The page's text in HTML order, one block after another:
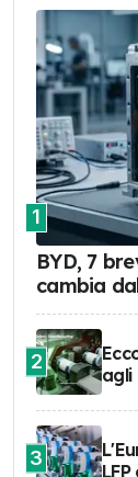
1
BYD, 7
cambia
2
agli
3